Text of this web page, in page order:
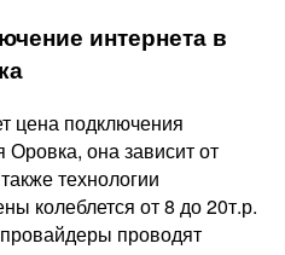
интернета в
цена подключения
она зависит от
технологии
колеблется от 8 до 20т.р.
проводят